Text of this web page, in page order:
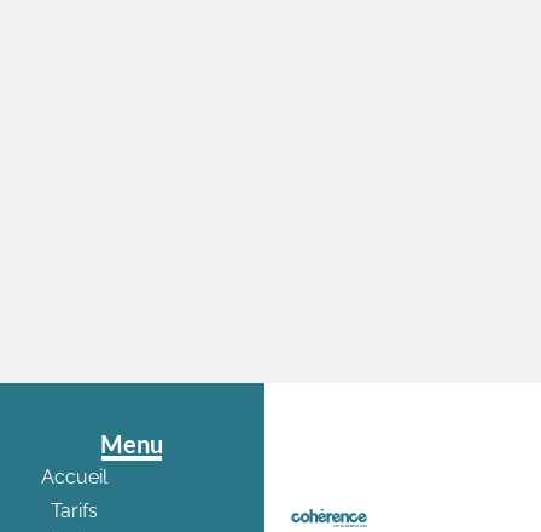
Menu
Accueil
Tarifs